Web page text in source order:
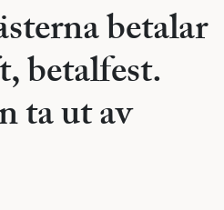
betalar
betalfest.
ta ut av